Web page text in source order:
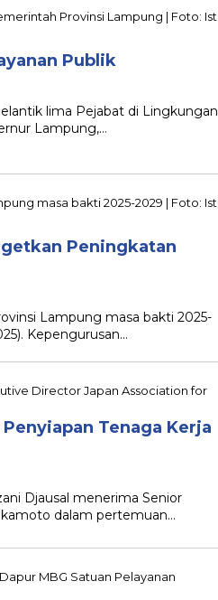
Publik
lima Pejabat di Lingkungan
Lampung,…
Peningkatan
Lampung masa bakti 2025-
Kepengurusan…
Tenaga Kerja
Djausal menerima Senior
dalam pertemuan…